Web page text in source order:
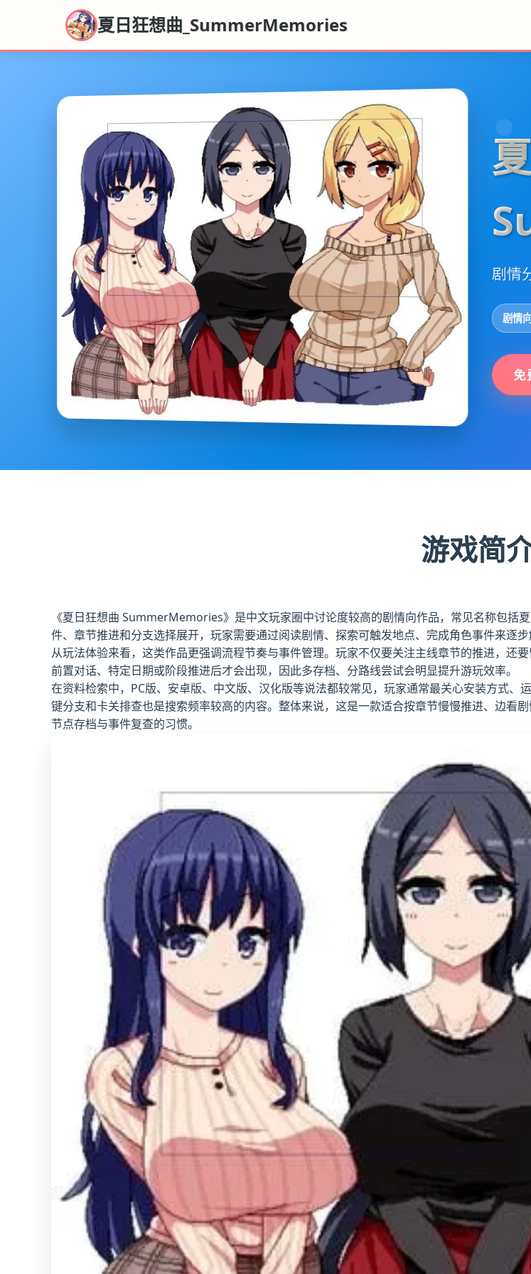
夏日狂想曲_SummerMemories
剧情
剧情
免
游戏简
《夏日狂想曲 SummerMemories》是中文玩家圈中讨论度较高的剧情向作品，常见名称包
件、章节推进和分支选择展开，玩家需要通过阅读剧情、探索可触发地点、完成角色事件来逐步
从玩法体验来看，这类作品更强调流程节奏与事件管理。玩家不仅要关注主线章节的推进，还
前置对话、特定日期或阶段推进后才会出现，因此多存档、分路线尝试会明显提升游玩效率。
在资料检索中，PC版、安卓版、中文版、汉化版等说法都较常见，玩家通常最关心安装方式
键分支和卡关排查也是搜索频率较高的内容。整体来说，这是一款适合按章节慢慢推进、边看
节点存档与事件复查的习惯。